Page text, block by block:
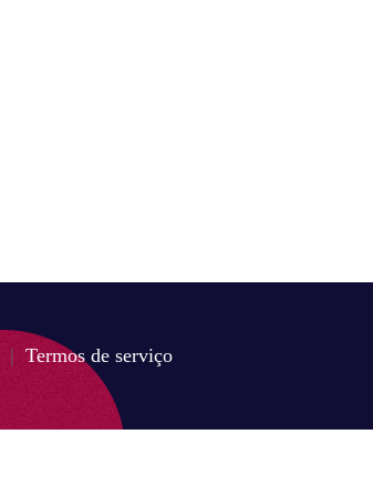
| Termos de serviço